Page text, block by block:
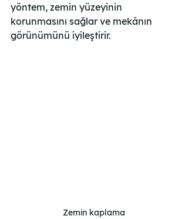
yöntem, zemin yüzeyinin
korunmasını sağlar ve mekânın
görünümünü iyileştirir.
Zemin kaplama